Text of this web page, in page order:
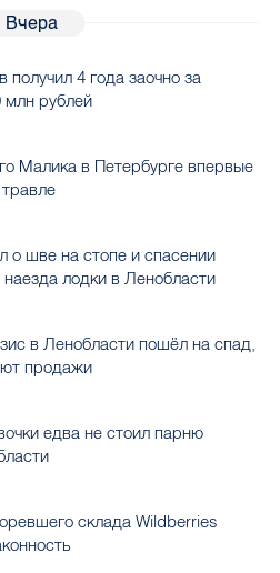
Вчера
получил 4 года заочно за
рублей
Малика в Петербурге впервые
о шве на стопе и спасении
лодки в Ленобласти
в Ленобласти пошёл на спад,
продажи
едва не стоил парню
склада Wildberries